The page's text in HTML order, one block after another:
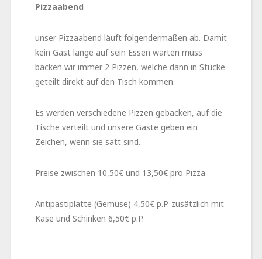
Pizzaabend
unser Pizzaabend läuft folgendermaßen ab. Damit
kein Gast lange auf sein Essen warten muss
backen wir immer 2 Pizzen, welche dann in Stücke
geteilt direkt auf den Tisch kommen.
Es werden verschiedene Pizzen gebacken, auf die
Tische verteilt und unsere Gäste geben ein
Zeichen, wenn sie satt sind.
Preise zwischen 10,50€ und 13,50€ pro Pizza
Antipastiplatte (Gemüse) 4,50€ p.P. zusätzlich mit
Käse und Schinken 6,50€ p.P.